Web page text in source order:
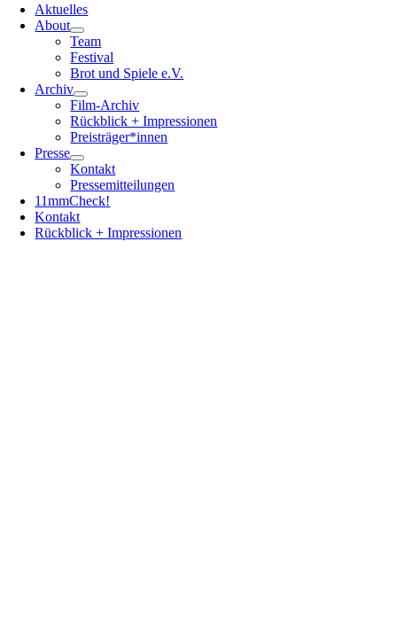
Aktuelles
About
Team
Festival
Brot und Spiele e.V.
Archiv
Film-Archiv
Rückblick + Impressionen
Preisträger*innen
Presse
Kontakt
Pressemitteilungen
11mmCheck!
Kontakt
Rückblick + Impressionen